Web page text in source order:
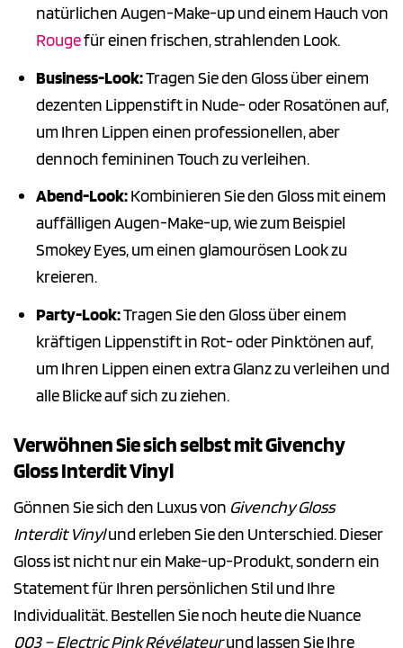
natürlichen Augen-Make-up und einem Hauch von
Rougefür einen frischen, strahlenden Look.
Business-Look:Tragen Sie den Gloss über einem
dezenten Lippenstift in Nude- oder Rosatönen auf,
um Ihren Lippen einen professionellen, aber
dennoch femininen Touch zu verleihen.
Abend-Look:Kombinieren Sie den Gloss mit einem
auffälligen Augen-Make-up, wie zum Beispiel
Smokey Eyes, um einen glamourösen Look zu
kreieren.
Party-Look:Tragen Sie den Gloss über einem
kräftigen Lippenstift in Rot- oder Pinktönen auf,
um Ihren Lippen einen extra Glanz zu verleihen und
alle Blicke auf sich zu ziehen.
Verwöhnen Sie sich selbst mit Givenchy
Gloss Interdit Vinyl
Gönnen Sie sich den Luxus von Givenchy Gloss
Interdit Vinylund erleben Sie den Unterschied. Dieser
Gloss ist nicht nur ein Make-up-Produkt, sondern ein
Statement für Ihren persönlichen Stil und Ihre
Individualität. Bestellen Sie noch heute die Nuance
003 – Electric Pink Révélateurund lassen Sie Ihre